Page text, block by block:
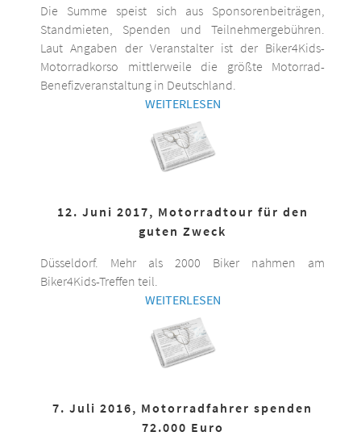
Die Summe speist sich aus Sponsorenbeiträgen,
Standmieten, Spenden und Teilnehmergebühren.
Laut Angaben der Veranstalter ist der Biker4Kids-
Motorradkorso mittlerweile die größte Motorrad-
Benefizveranstaltung in Deutschland.
WEITERLESEN
12. Juni 2017, Motorradtour für den
guten Zweck
Düsseldorf. Mehr als 2000 Biker nahmen am
Biker4Kids-Treffen teil.
WEITERLESEN
7. Juli 2016, Motorradfahrer spenden
72.000 Euro